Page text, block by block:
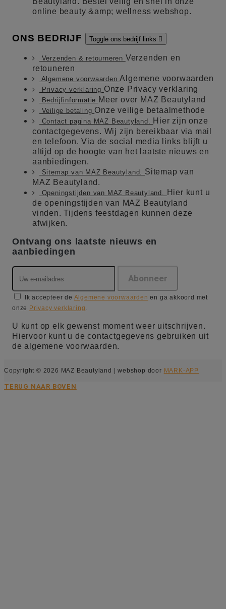
online beauty &amp; wellness webshop.
ONS BEDRIJF Toggle ons bedrijf links 
Verzenden & retourneren Verzenden en
retouneren
Algemene voorwaardenAlgemene voorwaarden
Privacy verklaring Onze Privacy verklaring
Bedrijfinformatie Meer over MAZ Beautyland
Veilige betaling Onze veilige betaalmethode
Contact pagina MAZ Beautyland.
Hier zijn onze
contactgegevens. Wij zijn bereikbaar via mail
en telefoon. Via de social media links blijft u
altijd op de hoogte van het laatste nieuws en
aanbiedingen.
Sitemap van MAZ Beautyland. Sitemap van
MAZ Beautyland.
Openingstijden van MAZ Beautyland.
Hier kunt u
de openingstijden van MAZ Beautyland
vinden. Tijdens feestdagen kunnen deze
afwijken.
Ontvang ons laatste nieuws en
aanbiedingen
Ik accepteer de Algemene voorwaarden en ga akkoord met
onze Privacy verklaring.
U kunt op elk gewenst moment weer uitschrijven.
Hiervoor kunt u de contactgegevens gebruiken uit
de algemene voorwaarden.
Copyright © 2026 MAZ Beautyland | webshop door MARK-APP
TERUG NAAR BOVEN